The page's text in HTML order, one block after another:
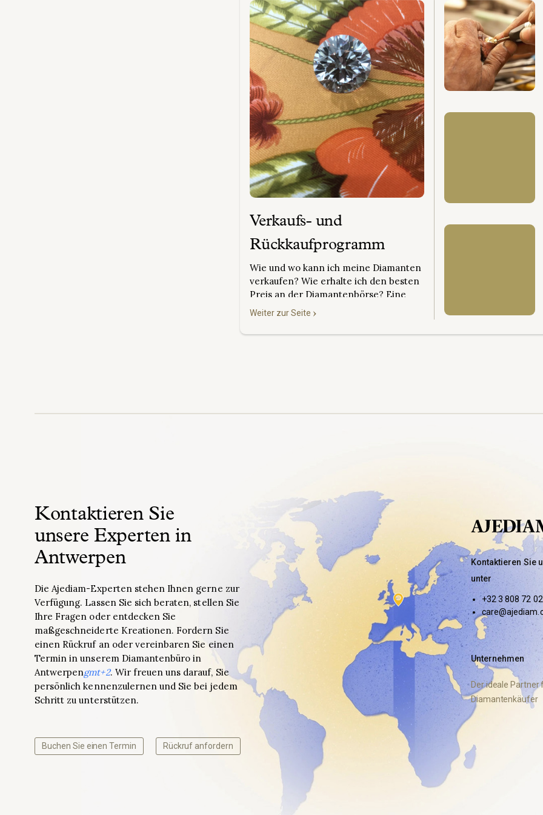
und -tricks, um ein echter Insider der
Diamantbranche...
Verkaufs- und
Rückkaufprogramm
Wie und wo kann ich meine Diamanten
verkaufen? Wie erhalte ich den besten
Preis an der Diamantenbörse? Eine
Investition in Diamanten ist eine
stellt mit seinem Lifetime Diamond
Weiter zur Seite
Kontaktieren Sie
unsere Experten in
Antwerpen
Die Ajediam-Experten stehen Ihnen gerne zur
Verfügung. Lassen Sie sich beraten, stellen Sie
Ihre Fragen oder entdecken Sie
maßgeschneiderte Kreationen. Fordern Sie
einen Rückruf an oder vereinbaren Sie einen
Termin in unserem Diamantenbüro in
Antwerpengmt+2. Wir freuen uns darauf, Sie
persönlich kennenzulernen und Sie bei jedem
Schritt zu unterstützen.
Buchen Sie einen Termin Rückruf anfordern
Kontaktieren Sie
unter
+32 3 808 72 02
Unternehmen
Der ideale
Diamantenkäufer